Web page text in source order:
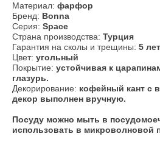
Материал: фарфор
Бренд: Bonna
Серия: Space
Страна производства: Турция
Гарантия на сколы и трещины: 5 лет
Цвет: угольный
Покрытие: устойчивая к
глазурь.
Декорирование: кофейный кант c
декор выполнен вручную.
​Посуду можно мыть в
использовать в микроволновой